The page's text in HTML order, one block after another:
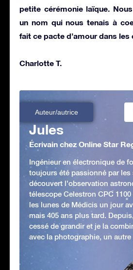
petite cérémonie laïque.
un nom qui nous tenais à
fait ce pacte d’amour dans les
Charlotte T.
Auteur/autrice
Jules
Écrivain chez Online Star
Ingénieur en électronique de
toujours été passionné par les
découvert l'observation
télescope Celestron CPC
les lunes de Médicis un jour
mais 405 ans plus tard.
cessé de grandir et je la
avec la photographie, un